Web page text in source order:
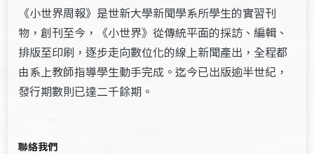
《小世界周報》是世新大學新聞學系所學生的實習刊
物，創刊至今，《小世界》從傳統平面的採訪、編輯、
排版至印刷，逐步走向數位化的線上新聞產出，全程都
由系上教師指導學生動手完成。迄今已出版逾半世紀，
發行期數則已達二千餘期。
聯絡我們